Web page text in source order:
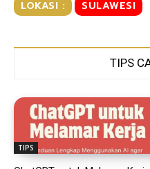
LOKASI : SULAWESI
TIPS
TIPS